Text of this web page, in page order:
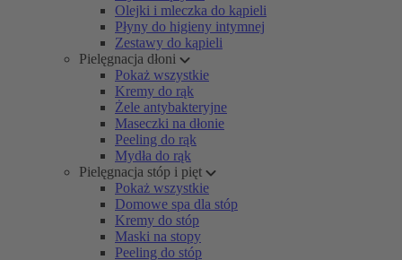
Olejki i mleczka do kąpieli
Płyny do higieny intymnej
Zestawy do kąpieli
Pielęgnacja dłoni
Pokaż wszystkie
Kremy do rąk
Żele antybakteryjne
Maseczki na dłonie
Peeling do rąk
Mydła do rąk
Pielęgnacja stóp i pięt
Pokaż wszystkie
Domowe spa dla stóp
Kremy do stóp
Maski na stopy
Peeling do stóp